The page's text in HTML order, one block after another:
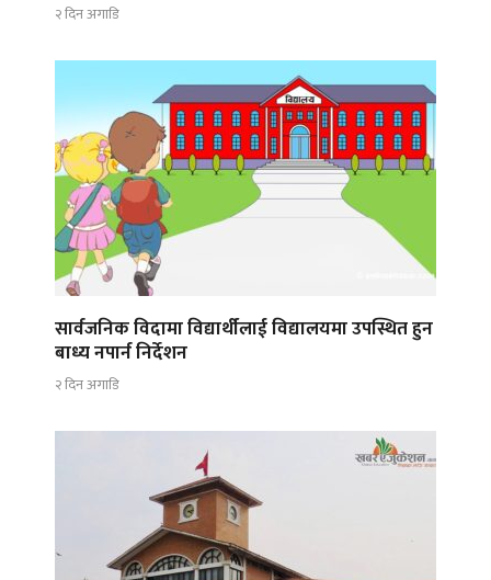
२ दिन अगाडि
सार्वजनिक विदामा विद्यार्थीलाई विद्यालयमा उपस्थित हुन
बाध्य नपार्न निर्देशन
२ दिन अगाडि